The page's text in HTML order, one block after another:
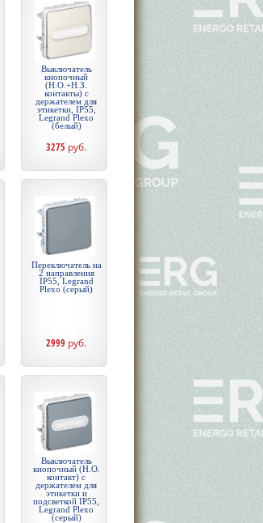
Выключатель
кнопочный
(Н.О.+Н.З.
контакты) с
держателем для
этикетки, IP55,
Legrand Plexo
(белый)
3275 руб.
Переключатель на
2 направления
IP55, Legrand
Plexo (серый)
2999 руб.
Выключатель
кнопочный (Н.О.
контакт) с
держателем для
этикетки и
подсветкой IP55,
Legrand Plexo
(серый)